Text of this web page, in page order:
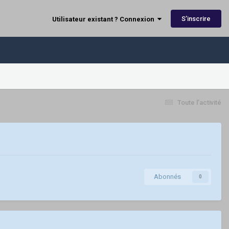
Utilisateur existant ? Connexion S’inscrire
Toute l’activité
Abonnés 0